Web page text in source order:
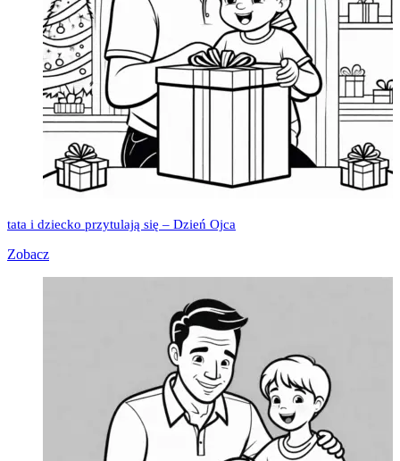
tata i dziecko przytulają się – Dzień Ojca
Zobacz